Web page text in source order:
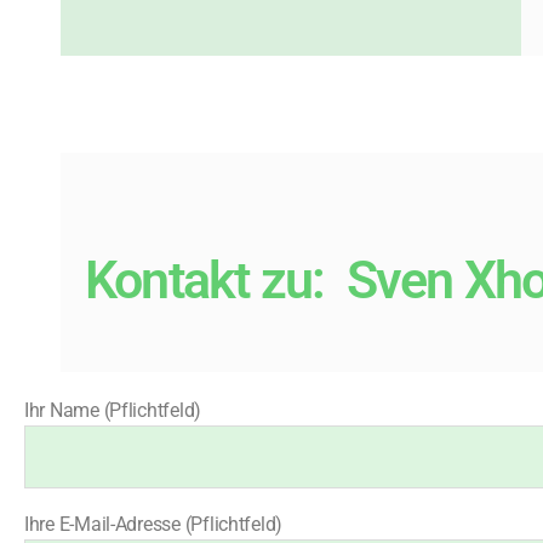
Kontakt zu: Sven
Ihr Name (Pflichtfeld)
Ihre E-Mail-Adresse (Pflichtfeld)